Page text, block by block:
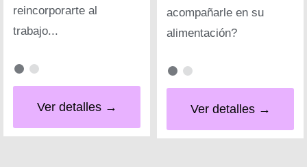
reincorporarte al
trabajo...
Ver detalles →
acompañarle en su
alimentación?
Ver detalles →